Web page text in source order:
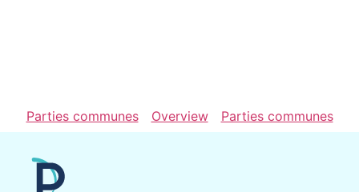
Parties communes Overview Parties communes